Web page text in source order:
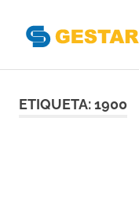
Gestoras
ETIQUETA:1900